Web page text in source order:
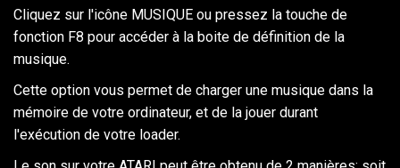
Cliquez sur l'icône MUSIQUE ou pressez la touche de
fonction F8 pour accéder à la boite de définition de la
musique.
Cette option vous permet de charger une musique dans la
mémoire de votre ordinateur, et de la jouer durant
l'exécution de votre loader.